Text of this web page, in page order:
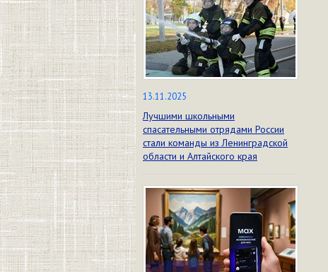
13.11.2025
Лучшими школьными
спасательными отрядами России
стали команды из Ленинградской
области и Алтайского края